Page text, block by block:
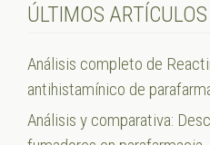
ÚLTIMOS ARTÍCULOS
Análisis completo de
antihistamínico de
Análisis y comparativa: